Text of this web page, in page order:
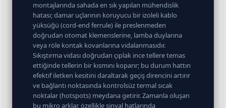
montajlarında sahada en sık yapılan mühendislik
hatası; damar uçlarının koruyucu bir izoleli kablo
yüksüğü (cord-end ferrule) ile preslenmeden
doğrudan otomat klemenslerine, lamba duylarına
veya röle kontak kovanlarına vidalanmasıdır.
Sıkıştırma vidası doğrudan çıplak ince tellere temas
ettiğinde tellerin bir kısmını koparır; bu durum hattın
efektif iletken kesitini daraltarak geçiş direncini artırır
ve bağlantı noktasında kontrolsüz termal sıcak
noktalar (hotspots) meydana getirir. Zamanla oluşan
bu mikro arklar, özellikle sinyal hatlarında